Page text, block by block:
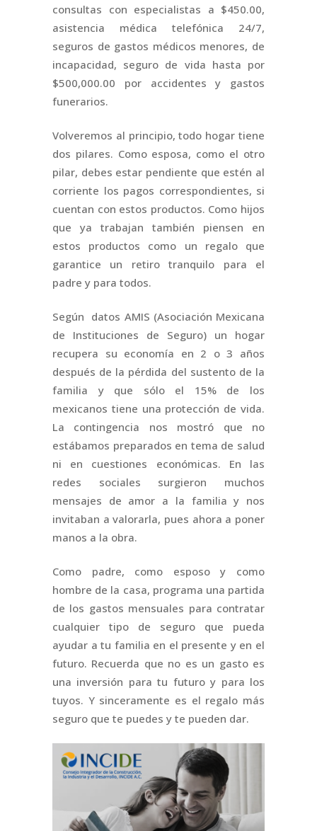
consultas con especialistas a $450.00,
asistencia médica telefónica 24/7,
seguros de gastos médicos menores, de
incapacidad, seguro de vida hasta por
$500,000.00 por accidentes y gastos
funerarios.
Volveremos al principio, todo hogar tiene
dos pilares. Como esposa, como el otro
pilar, debes estar pendiente que estén al
corriente los pagos correspondientes, si
cuentan con estos productos. Como hijos
que ya trabajan también piensen en
estos productos como un regalo que
garantice un retiro tranquilo para el
padre y para todos.
Según datos AMIS (Asociación Mexicana
de Instituciones de Seguro) un hogar
recupera su economía en 2 o 3 años
después de la pérdida del sustento de la
familia y que sólo el 15% de los
mexicanos tiene una protección de vida.
La contingencia nos mostró que no
estábamos preparados en tema de salud
ni en cuestiones económicas. En las
redes sociales surgieron muchos
mensajes de amor a la familia y nos
invitaban a valorarla, pues ahora a poner
manos a la obra.
Como padre, como esposo y como
hombre de la casa, programa una partida
de los gastos mensuales para contratar
cualquier tipo de seguro que pueda
ayudar a tu familia en el presente y en el
futuro. Recuerda que no es un gasto es
una inversión para tu futuro y para los
tuyos. Y sinceramente es el regalo más
seguro que te puedes y te pueden dar.